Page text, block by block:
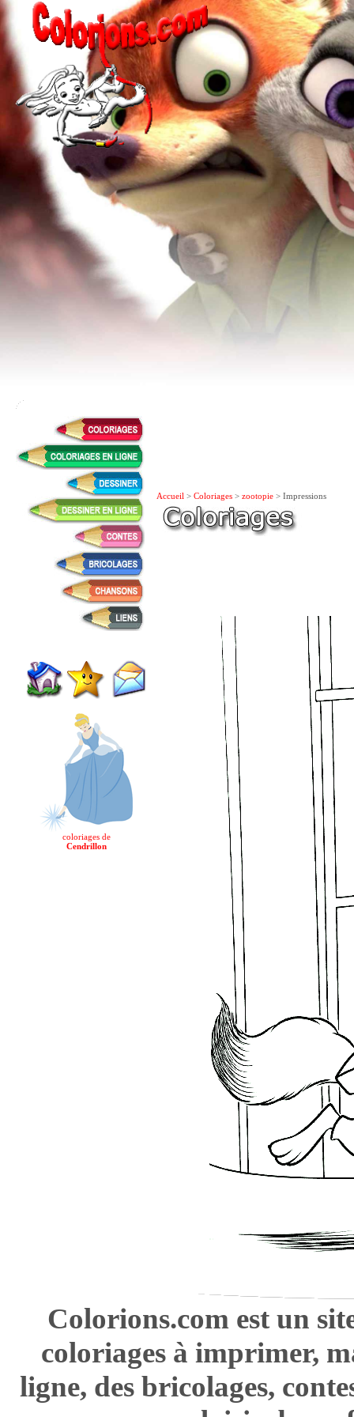
coloriages de
Cendrillon
Accueil > Coloriages > zootopie > Impressions
Colorions.com est un
coloriages à imprimer,
ligne, des bricolages,